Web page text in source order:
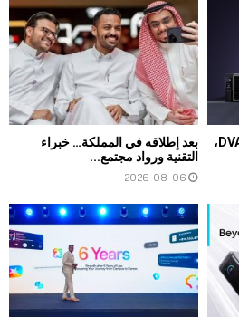
أطلقت Synology جهاز DVA7400،
بعد إطلاقه في المملكة… خبراء
التقنية ورواد مجتمع...
2026-08-06